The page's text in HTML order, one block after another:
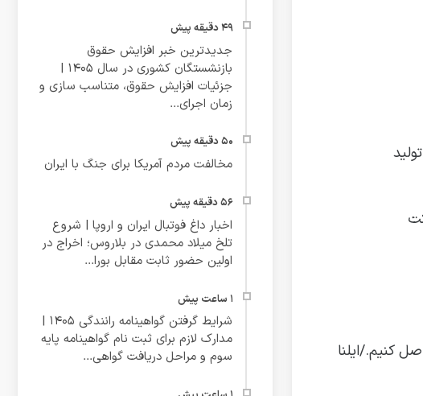
کنیم./ایلنا
جدیدترین خبر افزایش حقوق
بازنشستگان کشوری در سال ۱۴۰۵ |
جزئیات افزایش حقوق، متناسب سازی و
زمان اجرای...
مخالفت مردم آمریکا برای جنگ با ایران
اخبار داغ فوتبال ایران و اروپا | شروع
تلخ میلاد محمدی در بلاروس؛ اخراج در
اولین حضور ثابت مقابل بورا...
شرایط گرفتن گواهینامه رانندگی ۱۴۰۵ |
مدارک لازم برای ثبت نام گواهینامه پایه
سوم و مراحل دریافت گواهی...